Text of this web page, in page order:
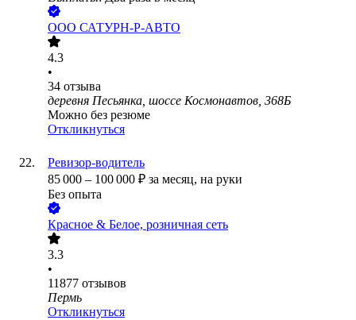
ООО САТУРН-Р-АВТО
4.3
•
34 отзыва
деревня Песьянка, шоссе Космонавтов, 368Б
Можно без резюме
Откликнуться
Ревизор-водитель
85 000 – 100 000 ₽ за месяц, на руки
Без опыта
Красное & Белое, розничная сеть
3.3
•
11877 отзывов
Пермь
Откликнуться